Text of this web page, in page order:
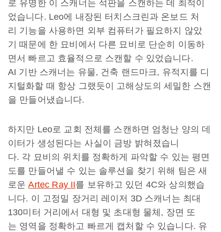
로 유명한 이 스캐너는 석판을 스캔하는 데 최적이
었습니다. Leo에 내장된 터치스크린과 온보드 처
리 기능을 사용하면 외부 컴퓨터가 필요하지 않았
기 때문에 한 묘비에서 다른 묘비로 단순히 이동하
면서 빠르고 효율적으로 스캔할 수 있었습니다.
AI 기반 스캐너는 유물, 건축 랜드마크, 유적지를 디
지털화할 때 항상 그랬듯이 고해상도의 세밀한 스캔
을 만들어냈습니다.
하지만 Leo로 교회 전체를 스캔하면 엄청난 양의 데
이터가 생성된다는 사실이 금방 밝혀졌습니
다. 각 묘비의 위치를 정확하게 파악할 수 있는 평면
도를 만들어낼 수 있는 솔루션을 찾기 위해 팀은 새
로운Artec Ray II를 보유하고 있던 4C와 상의했습
니다. 이 고정밀 장거리 레이저 3D 스캐너는 최대
130미터 거리에서 대형 및 초대형 물체, 장면 또
는 영역을 정확하고 빠르게 캡처할 수 있습니다. 유